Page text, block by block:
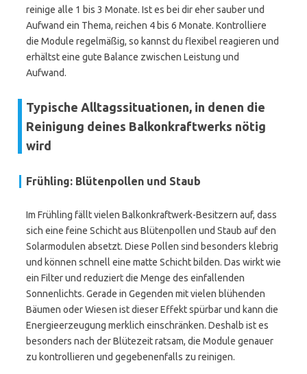
reinige alle 1 bis 3 Monate. Ist es bei dir eher sauber und
Aufwand ein Thema, reichen 4 bis 6 Monate. Kontrolliere
die Module regelmäßig, so kannst du flexibel reagieren und
erhältst eine gute Balance zwischen Leistung und
Aufwand.
Typische Alltagssituationen, in denen die
Reinigung deines Balkonkraftwerks nötig
wird
Frühling: Blütenpollen und Staub
Im Frühling fällt vielen Balkonkraftwerk-Besitzern auf, dass
sich eine feine Schicht aus Blütenpollen und Staub auf den
Solarmodulen absetzt. Diese Pollen sind besonders klebrig
und können schnell eine matte Schicht bilden. Das wirkt wie
ein Filter und reduziert die Menge des einfallenden
Sonnenlichts. Gerade in Gegenden mit vielen blühenden
Bäumen oder Wiesen ist dieser Effekt spürbar und kann die
Energieerzeugung merklich einschränken. Deshalb ist es
besonders nach der Blütezeit ratsam, die Module genauer
zu kontrollieren und gegebenenfalls zu reinigen.